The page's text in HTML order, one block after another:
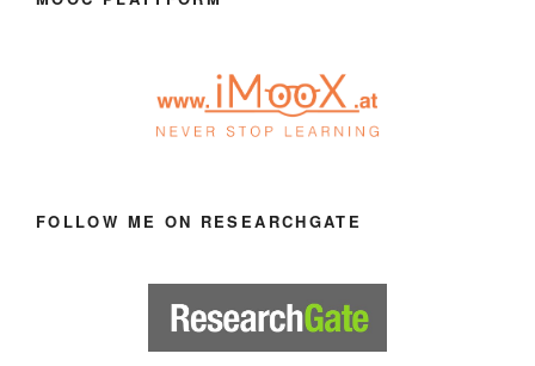
FOLLOW ME ON RESEARCHGATE